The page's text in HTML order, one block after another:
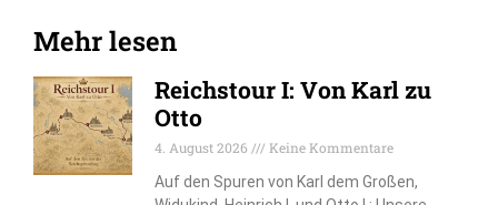
Mehr lesen
Reichstour I: Von Karl zu
Otto
4. August 2026
Keine Kommentare
Auf den Spuren von Karl dem Großen,